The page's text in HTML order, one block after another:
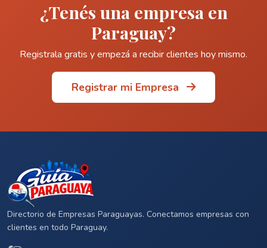
¿Tenés una empresa en
Paraguay?
Registrala gratis y empezá a recibir clientes hoy mismo.
Registrar mi Empresa
Directorio de Empresas Paraguayas. Conectamos empresas con
clientes en todo Paraguay.